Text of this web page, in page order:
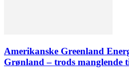
Amerikanske Greenland
Grønland – trods manglende